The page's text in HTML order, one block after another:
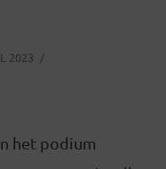
2023
het podium